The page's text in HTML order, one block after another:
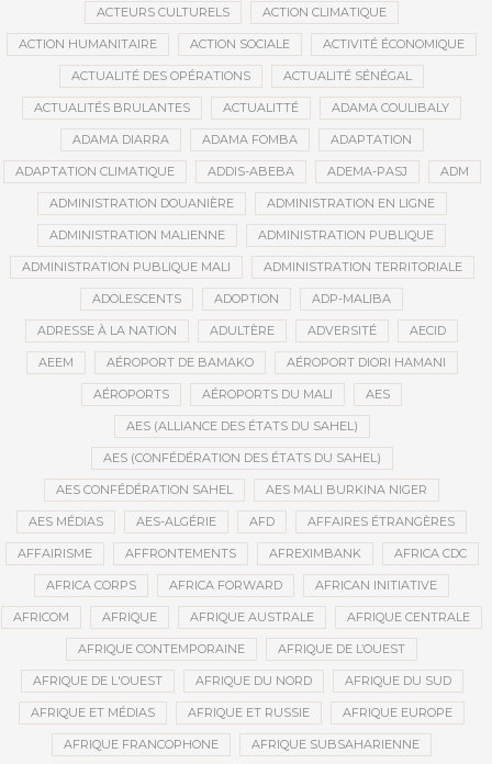
ACTEURS CULTURELS ACTION CLIMATIQUE
ACTION HUMANITAIRE ACTION SOCIALE ACTIVITÉ ÉCONOMIQUE
ACTUALITÉ DES OPÉRATIONS ACTUALITÉ SÉNÉGAL
ACTUALITÉS BRULANTES ACTUALITTÉ ADAMA COULIBALY
ADAMA DIARRA ADAMA FOMBA ADAPTATION
ADAPTATION CLIMATIQUE ADDIS-ABEBA ADEMA-PASJ ADM
ADMINISTRATION DOUANIÈRE ADMINISTRATION EN LIGNE
ADMINISTRATION MALIENNE ADMINISTRATION PUBLIQUE
ADMINISTRATION PUBLIQUE MALI ADMINISTRATION TERRITORIALE
ADOLESCENTS ADOPTION ADP-MALIBA
ADRESSE À LA NATION ADULTÈRE ADVERSITÉ AECID
AEEM AÉROPORT DE BAMAKO AÉROPORT DIORI HAMANI
AÉROPORTS AÉROPORTS DU MALI AES
AES (ALLIANCE DES ÉTATS DU SAHEL)
AES (CONFÉDÉRATION DES ÉTATS DU SAHEL)
AES CONFÉDÉRATION SAHEL AES MALI BURKINA NIGER
AES MÉDIAS AES-ALGÉRIE AFD AFFAIRES ÉTRANGÈRES
AFFAIRISME AFFRONTEMENTS AFREXIMBANK AFRICA CDC
AFRICA CORPS AFRICA FORWARD AFRICAN INITIATIVE
AFRICOM AFRIQUE AFRIQUE AUSTRALE AFRIQUE CENTRALE
AFRIQUE CONTEMPORAINE AFRIQUE DE L’OUEST
AFRIQUE DE L'OUEST AFRIQUE DU NORD AFRIQUE DU SUD
AFRIQUE ET MÉDIAS AFRIQUE ET RUSSIE AFRIQUE EUROPE
AFRIQUE FRANCOPHONE AFRIQUE SUBSAHARIENNE